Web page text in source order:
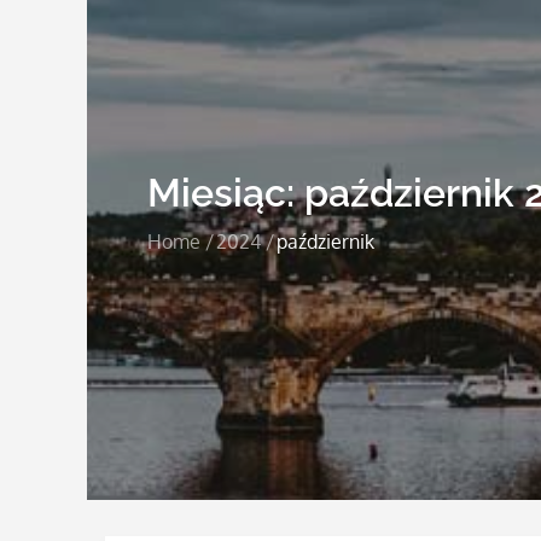
Miesiąc:październik
Home 2024 październik